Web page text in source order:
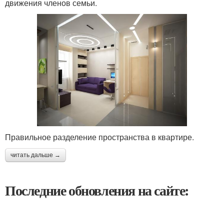
движения членов семьи.
Правильное разделение пространства в квартире.
читать дальше →
Последние обновления на сайте: